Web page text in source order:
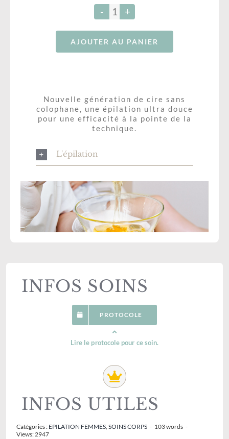
RÉSERVATION – SALONKEE
Bouche
Maquillage Permanent
Bon Cadeau-Formations
quantité
de
Epilation
AJOUTER AU PANIER
Nouvelle génération de cire sans
colophane, une épilation ultra douce
pour une efficacité à la pointe de la
technique.
L'épilation
INFOS SOINS
PROTOCOLE
Lire le protocole pour ce soin.
INFOS UTILES
Catégories : EPILATION FEMMES, SOINS CORPS - 103 words -
Views: 2947